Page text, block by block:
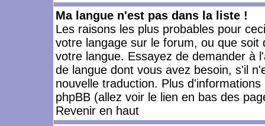
Ma langue n'est pas dans la liste !
Les raisons les plus probables pour
votre langage sur le forum, ou que
votre langue. Essayez de demander à
de langue dont vous avez besoin, s'il
nouvelle traduction. Plus
phpBB (allez voir le lien en bas des
Revenir en haut